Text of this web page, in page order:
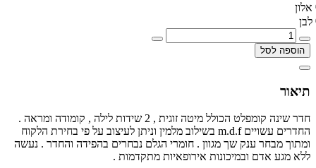
אלון
לבן
הוספה לסל
תיאור
חדר שינה קומפלט הכולל מיטה זוגית , 2 שידות לילה , קומודה ומראה .
החדרים עשויים m.d.f בשילוב מלמין וניתן לעיצוב על פי בחירת הלקוח
ומתוך מבחר ענק שך מגוון . חומרי הגלם נבחרים בהפידה והחדר . נעשה
ללא מגע אדם ובמיכונות אירופאיות מתקדמות .